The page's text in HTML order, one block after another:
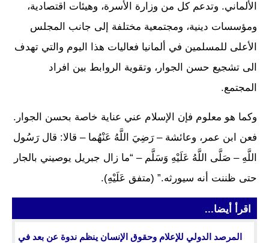
الألماني. وتدعم كل من وزارة الأسرة، وهيئات اقتصادية،
ومؤسسات دينية، ومجتمعية مختلفة إلى جانب المجلس
الأعلى للمسلمين في ألمانيا فعاليات هذا اليوم والتي تهدف
الى تشجيع حسن الجوار، وتقوية الروابط بين افراد
المجتمع.
وكما هو معلوم فإن الإسلام عني عناية خاصة بحسن الجوار.
فعن ابن عمر، وعائشة – رَضِيَ اللَّهُ عَنْهُما – قالا: قال رَسُول
اللَّهِ – صَلَّى اللَّهُ عَلَيْهِ وَسَلَّم – “ما زال جبريل يوصيني بالجار
حتى ظننت أنه سيورثه.” (متفق عَلَيْهِ).
اقرأ أيضا...
المرصد الدولي للإعلام وحقوق الإنسان ينظم ندوة عن بعد في